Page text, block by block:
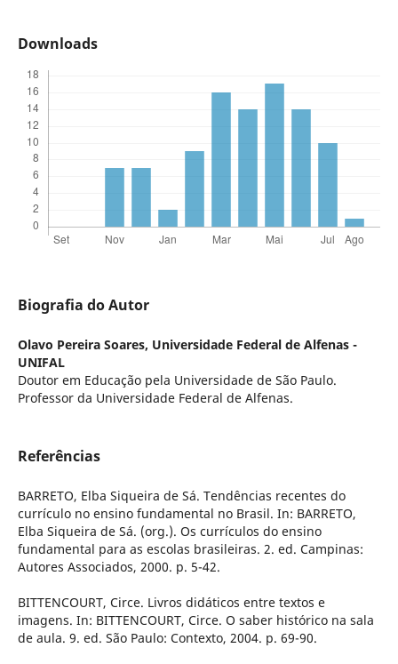
Downloads
Biografia do Autor
Olavo Pereira Soares, Universidade Federal de Alfenas -
UNIFAL
Doutor em Educação pela Universidade de São Paulo.
Professor da Universidade Federal de Alfenas.
Referências
BARRETO, Elba Siqueira de Sá. Tendências recentes do
currículo no ensino fundamental no Brasil. In: BARRETO,
Elba Siqueira de Sá. (org.). Os currículos do ensino
fundamental para as escolas brasileiras. 2. ed. Campinas:
Autores Associados, 2000. p. 5-42.
BITTENCOURT, Circe. Livros didáticos entre textos e
imagens. In: BITTENCOURT, Circe. O saber histórico na sala
de aula. 9. ed. São Paulo: Contexto, 2004. p. 69-90.